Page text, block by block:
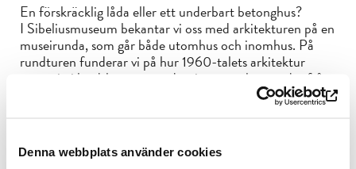
Denna webbplats använder cookies
En förskräcklig låda eller ett underbart betonghus?
I Sibeliusmuseum bekantar vi oss med arkitekturen på en
museirunda, som går både utomhus och inomhus. På
rundturen funderar vi på hur 1960-talets arkitektur
passar in i landskapet, som domineras av byggnader från
1800-talet och en ek som planterades på 1700-talet.
Vad är Sibeliusmuseum för sorts byggnad? Vad gör den
betyder det att en byggnad är skyddad?